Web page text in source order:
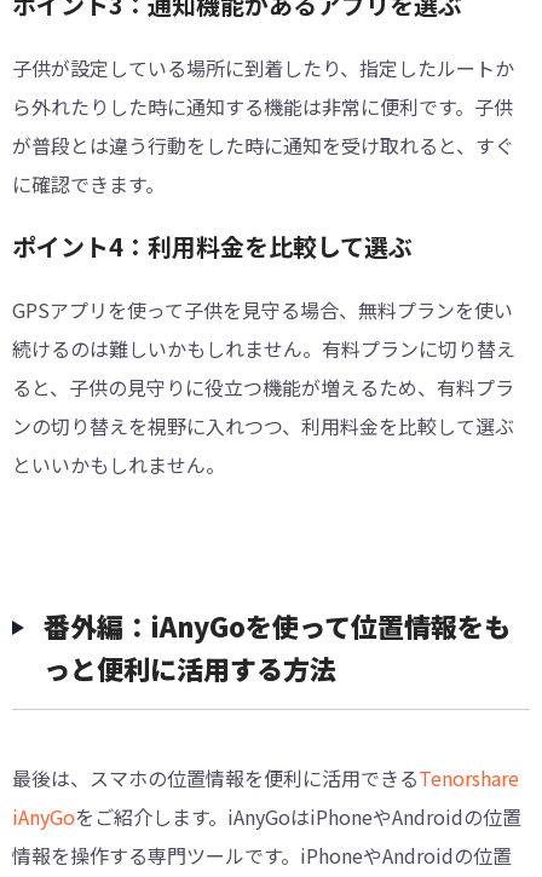
子供が設定している場所に到着したり、指定したルートか
ら外れたりした時に通知する機能は非常に便利です。子供
が普段とは違う行動をした時に通知を受け取れると、すぐ
に確認できます。
ポイント4：利用料金を比較して選ぶ
GPSアプリを使って子供を見守る場合、無料プランを使い
続けるのは難しいかもしれません。有料プランに切り替え
ると、子供の見守りに役立つ機能が増えるため、有料プラ
ンの切り替えを視野に入れつつ、利用料金を比較して選ぶ
といいかもしれません。
番外編：iAnyGoを使って位置情報をも
っと便利に活用する方法
最後は、スマホの位置情報を便利に活用できるTenorshare
iAnyGoをご紹介します。iAnyGoはiPhoneやAndroidの位置
情報を操作する専門ツールです。iPhoneやAndroidの位置